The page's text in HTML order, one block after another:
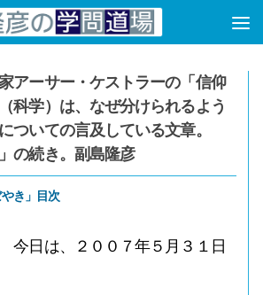
キップ
アーサー・ケストラーの「信仰
科学）は、なぜ分けられるよう
ついての言及している文章。
の続き。副島隆彦
やき」目次
今日は、２００７年５月３１日